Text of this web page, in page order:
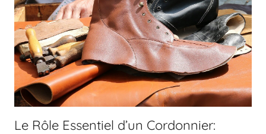
Le Rôle Essentiel d’un Cordonnier: